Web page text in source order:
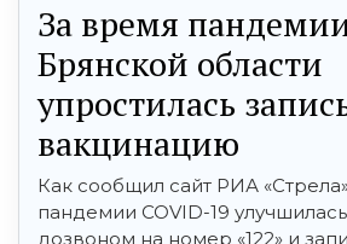
За время
Брянской области
упростилась
вакцинацию
Как сообщил сайт РИА
пандемии COVID-19
дозвоном на номер «122» и